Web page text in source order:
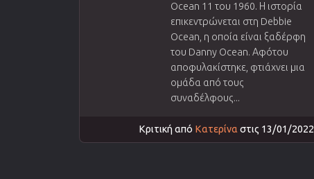
Ocean 11 του 1960. Η ιστορία
επικεντρώνεται στη Debbie
Ocean, η οποία είναι ξαδέρφη
του Danny Ocean. Αφότου
αποφυλακίστηκε, φτιάχνει μια
ομάδα από τους
συναδέλφους...
Κριτική από Κατερίναστις 13/01/2022